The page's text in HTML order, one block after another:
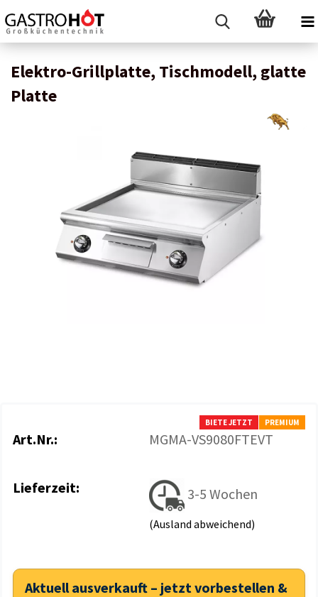
Elektro-Grillplatte, Tischmodell, glatte
Platte
BIETE JETZT PREMIUM
Art.Nr.: MGMA-VS9080FTEVT
Lieferzeit: 3-5 Wochen
(Ausland abweichend)
Aktuell ausverkauft – jetzt vorbestellen &